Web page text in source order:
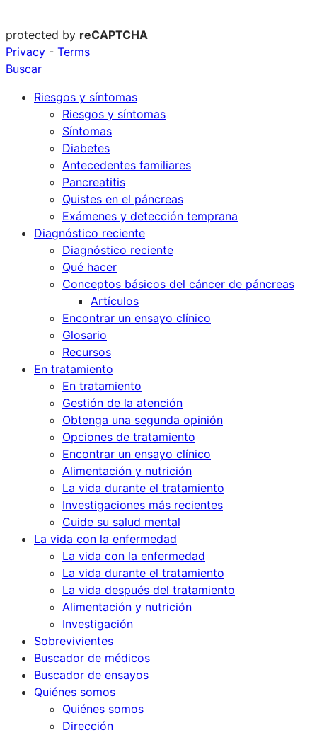
protected by reCAPTCHA
Privacy - Terms
Buscar
Riesgos y síntomas
Riesgos y síntomas
Síntomas
Diabetes
Antecedentes familiares
Pancreatitis
Quistes en el páncreas
Exámenes y detección temprana
Diagnóstico reciente
Diagnóstico reciente
Qué hacer
Conceptos básicos del cáncer de páncreas
Artículos
Encontrar un ensayo clínico
Glosario
Recursos
En tratamiento
En tratamiento
Gestión de la atención
Obtenga una segunda opinión
Opciones de tratamiento
Encontrar un ensayo clínico
Alimentación y nutrición
La vida durante el tratamiento
Investigaciones más recientes
Cuide su salud mental
La vida con la enfermedad
La vida con la enfermedad
La vida durante el tratamiento
La vida después del tratamiento
Alimentación y nutrición
Investigación
Sobrevivientes
Buscador de médicos
Buscador de ensayos
Quiénes somos
Quiénes somos
Dirección